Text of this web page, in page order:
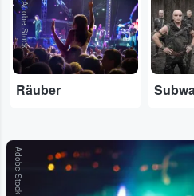
Adobe Stock
Räuber
...
Adobe Stock